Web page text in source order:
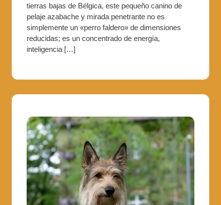
tierras bajas de Bélgica, este pequeño canino de
pelaje azabache y mirada penetrante no es
simplemente un «perro faldero» de dimensiones
reducidas; es un concentrado de energía,
inteligencia […]